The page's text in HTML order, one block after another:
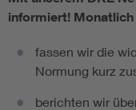
informiert! Monatlich
fassen wir die
Normung kurz
berichten wir